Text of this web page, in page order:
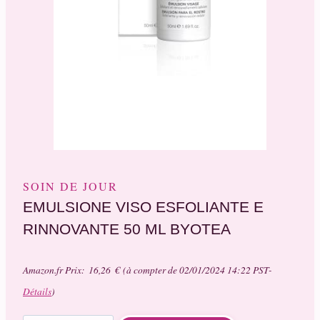
SOIN DE JOUR
EMULSIONE VISO ESFOLIANTE E
RINNOVANTE 50 ML BYOTEA
Amazon.fr Prix: 16,26 €(à compter de 02/01/2024 14:22 PST-
Détails)